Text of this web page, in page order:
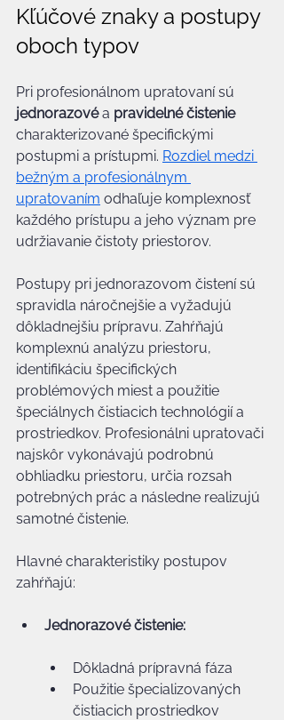
Kľúčové znaky a postupy
oboch typov
Pri profesionálnom upratovaní sú
jednorazové a pravidelné čistenie
charakterizované špecifickými
postupmi a prístupmi. Rozdiel medzi
bežným a profesionálnym
upratovaním odhaľuje komplexnosť
každého prístupu a jeho význam pre
udržiavanie čistoty priestorov.
Postupy pri jednorazovom čistení sú
spravidla náročnejšie a vyžadujú
dôkladnejšiu prípravu. Zahŕňajú
komplexnú analýzu priestoru,
identifikáciu špecifických
problémových miest a použitie
špeciálnych čistiacich technológií a
prostriedkov. Profesionálni upratovači
najskôr vykonávajú podrobnú
obhliadku priestoru, určia rozsah
potrebných prác a následne realizujú
samotné čistenie.
Hlavné charakteristiky postupov
zahŕňajú:
Jednorazové čistenie:
Dôkladná prípravná fáza
Použitie špecializovaných
čistiacich prostriedkov